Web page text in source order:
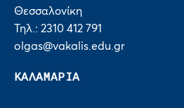
Θεσσαλονίκη
Τηλ.: 2310 412 791
olgas@vakalis.edu.gr
ΚΑΛΑΜΑΡΙΑ